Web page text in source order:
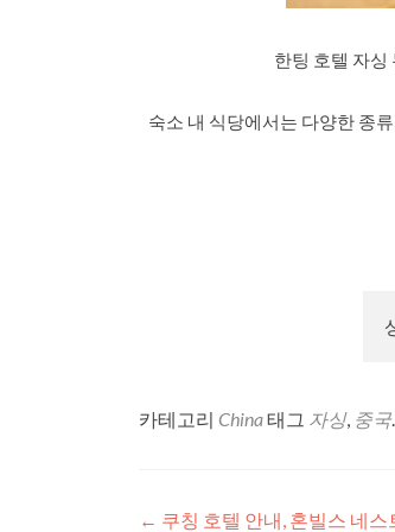
한팅 호텔 자싱
숙소 내 식당에서는 다양한 종
카테고리 China태그 자싱, 중국.
← 쿠칭 호텔 안내, 혼빌스 네스